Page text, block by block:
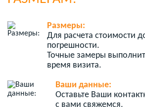
Размеры:
Для расчета стоимости
погрешности.
Точные замеры
время визита.
Ваши данные:
Оставьте Ваши
с вами свяжемся.